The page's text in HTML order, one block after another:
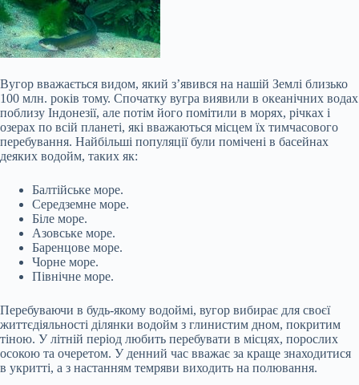
Вугор вважається видом, який з’явився на нашій Землі близько
100 млн. років тому. Спочатку вугра виявили в океанічних водах
поблизу Індонезії, але потім його помітили в морях, річках і
озерах по всій планеті, які вважаються місцем їх тимчасового
перебування. Найбільші популяції були помічені в басейнах
деяких водойм, таких як:
Балтійське море.
Середземне море.
Біле море.
Азовське море.
Баренцове море.
Чорне море.
Північне море.
Перебуваючи в будь-якому водоймі, вугор вибирає для своєї
життєдіяльності ділянки водойм з глинистим дном, покритим
тіною. У літній період любить перебувати в місцях, порослих
осокою та очеретом. У денний час вважає за краще знаходитися
в укритті, а з настанням темряви виходить на полювання.